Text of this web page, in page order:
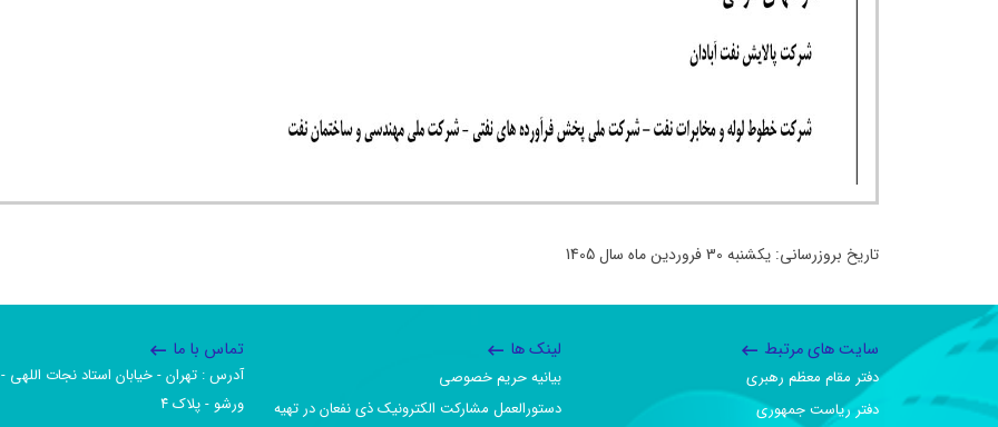
تاریخ بروزرسانی: یکشنبه 30 فروردین ماه سال 1405
سایت های مرتبط
دفتر مقام معظم رهبری
دفتر ریاست جمهوری
لینک ها
بیانیه حریم خصوصی
دستورالعمل مشارکت الکترونیک ذی نفعان در تهیه
تماس با ما
آدرس :‌ تهران - خیابان استاد نجات اللهی -
ورشو - پلاک ۴